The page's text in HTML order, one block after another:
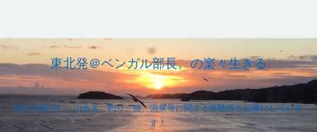
東北発＠ベンガル部長。の楽々生きる
仙台を拠点に、山歩き、釣り、猫、温泉等に関する体験談を記事にしていま
す！